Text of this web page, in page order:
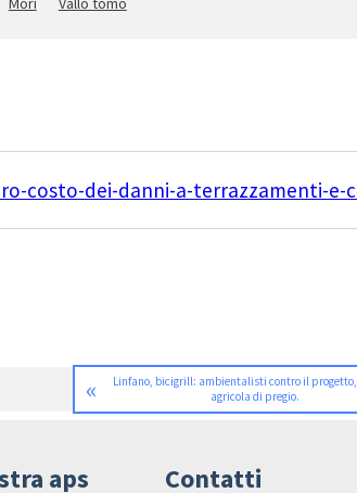
costo-dei-danni-a-terrazzamenti-
«
Linfano, bicigrill: ambientalisti contro il
agricola di pregio.
aps Contatti